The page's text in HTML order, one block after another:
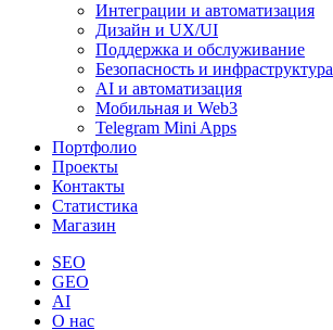
Интеграции и автоматизация
Дизайн и UX/UI
Поддержка и обслуживание
Безопасность и инфраструктура
AI и автоматизация
Мобильная и Web3
Telegram Mini Apps
Портфолио
Проекты
Контакты
Статистика
Магазин
SEO
GEO
AI
О нас